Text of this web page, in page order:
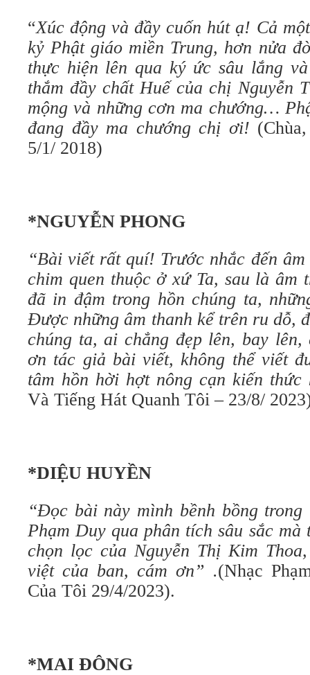
“Xúc động và đầy cuốn hút ạ! Cả
kỷ Phật giáo miền Trung, hơn nửa
thực hiện lên qua ký ức sâu lắng
thắm đầy chất Huế của chị Nguyễn
mộng và những cơn ma chướng…
đang đầy ma chướng chị ơi!
5/1/ 2018)
*NGUYỄN PHONG
“Bài viết rất quí! Trước nhắc đến
chim quen thuộc ở xứ Ta, sau là âm
đã in đậm trong hồn chúng ta,
Được những âm thanh kể trên ru dỗ,
chúng ta, ai chẳng đẹp lên, bay
ơn tác giả bài viết, không thể viết
tâm hồn hời hợt nông cạn kiến thức
Và Tiếng Hát Quanh Tôi – 23/8/
*DIỆU HUYỀN
“Đọc bài này mình bềnh bồng
Phạm Duy qua phân tích sâu sắc
chọn lọc của Nguyễn Thị Kim
việt của ban, cám ơn” .(Nhạc
Của Tôi 29/4/2023).
*MAI ĐÔNG